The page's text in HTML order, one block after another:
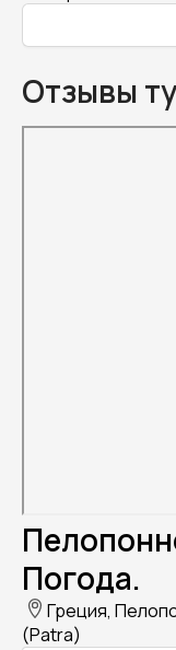
Отзывы
Погода.
Греция,
(Patra)